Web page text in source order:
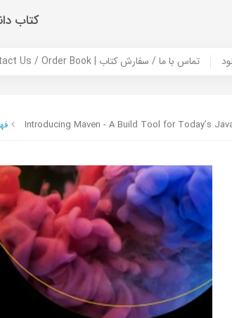
کتاب
Contact Us / Order Book | تماس با ما / سفارش کتاب
Introducing Maven - A Build Tool for Today’s